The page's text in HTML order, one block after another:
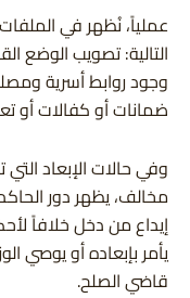
عملياً، نُظهر في
التالية: تصويب الوضع
وجود روابط أسرية
ضمانات أو كفالات أو
وفي حالات الإبعاد
مخالف، يظهر دور
إيداع من دخل خلافاً
يأمر بإبعاده أو يوصي
قاضي الصلح.